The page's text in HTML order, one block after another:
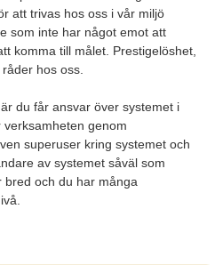
att trivas hos oss i vår miljö
som inte har något emot att
komma till målet. Prestigelöshet,
hos oss.
du får ansvar över systemet i
genom
superuser kring systemet och
av systemet såväl som
bred och du har många